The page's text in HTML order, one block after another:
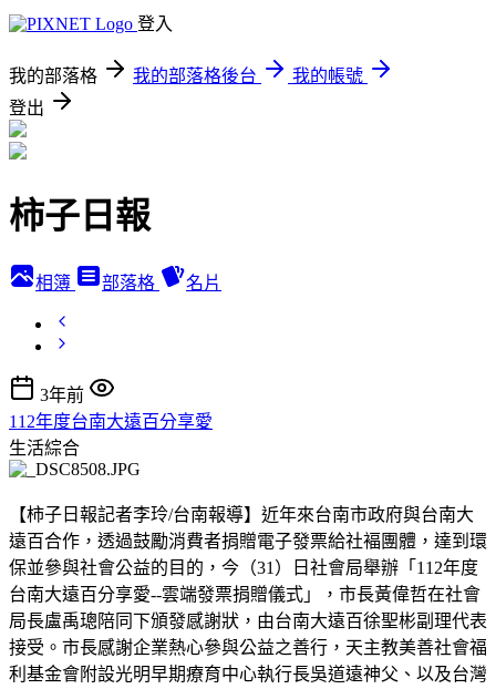
登入
我的部落格 我的部落格後台
我的帳號
登出
柿子日報
相簿 部落格 名片
3年前
112年度台南大遠百分享愛
生活綜合
【柿子日報記者李玲/台南報導】近年來台南市政府與台南大
遠百合作，透過鼓勵消費者捐贈電子發票給社褔團體，達到環
保並參與社會公益的目的，今（31）日社會局舉辦「112年度
台南大遠百分享愛--雲端發票捐贈儀式」，市長黃偉哲在社會
局長盧禹璁陪同下頒發感謝狀，由台南大遠百徐聖彬副理代表
接受。市長感謝企業熱心參與公益之善行，天主教美善社會福
利基金會附設光明早期療育中心執行長吳道遠神父、以及台灣